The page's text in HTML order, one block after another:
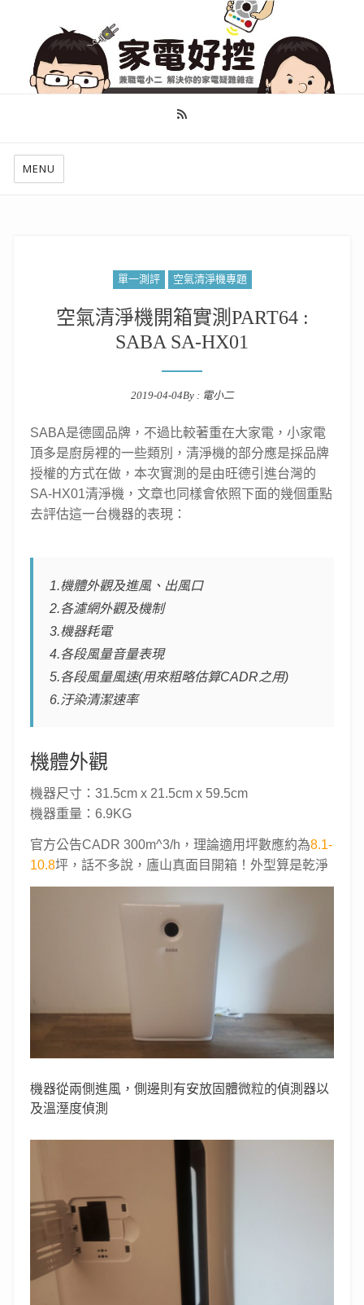
幫你做好功課，看了就知怎麼找出適合自己的家電
MENU
單一測評 空氣清淨機專題
空氣清淨機開箱實測PART64 :
SABA SA-HX01
2019-04-04By : 電小二
SABA是德國品牌，不過比較著重在大家電，小家電
頂多是廚房裡的一些類別，清淨機的部分應是採品牌
授權的方式在做，本次實測的是由旺德引進台灣的
SA-HX01清淨機，文章也同樣會依照下面的幾個重點
去評估這一台機器的表現：
1.機體外觀及進風、出風口
2.各濾網外觀及機制
3.機器耗電
4.各段風量音量表現
5.各段風量風速(用來粗略估算CADR之用)
6.汙染清潔速率
機體外觀
機器尺寸：31.5cm x 21.5cm x 59.5cm
機器重量：6.9KG
官方公告CADR 300m^3/h，理論適用坪數應約為8.1-
10.8坪，話不多說，廬山真面目開箱！外型算是乾淨
機器從兩側進風，側邊則有安放固體微粒的偵測器以
及溫溼度偵測